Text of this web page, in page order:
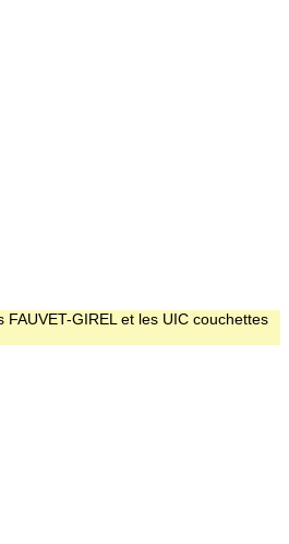
GIREL et les UIC couchettes